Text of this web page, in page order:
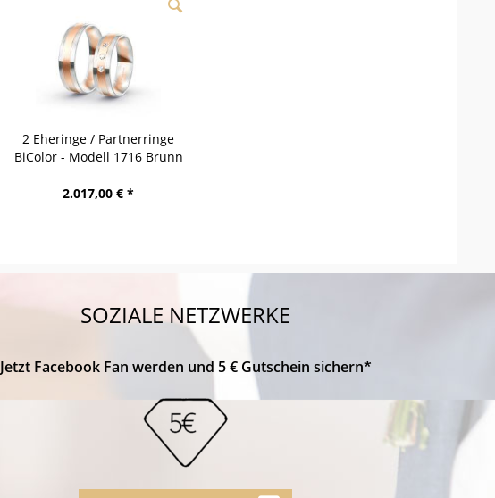
2 Eheringe / Partnerringe
BiColor - Modell 1716 Brunn
2.017,00 € *
SOZIALE NETZWERKE
Jetzt Facebook Fan werden und 5 € Gutschein sichern*